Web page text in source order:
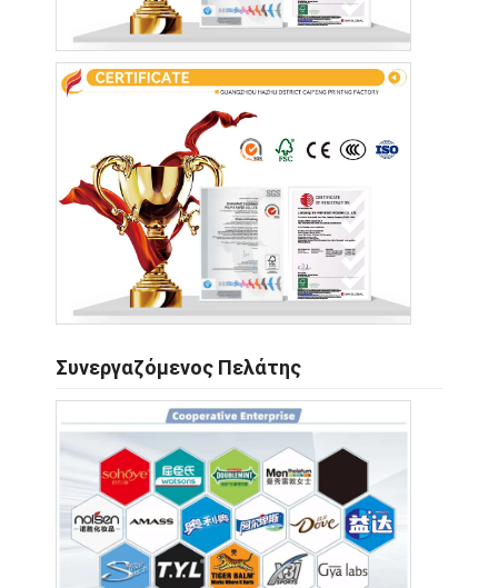
Συνεργαζόμενος Πελάτης